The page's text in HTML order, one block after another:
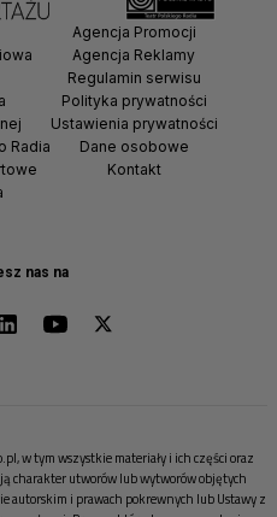
nas na
Radia
Agencja Promocji
Agencja Reklamy
Regulamin serwisu
Polityka prywatności
Ustawienia prywatności
Dane osobowe
Kontakt
w tym wszystkie materiały i ich części oraz
charakter utworów lub wytworów objętych
autorskim i prawach pokrewnych lub Ustawy z